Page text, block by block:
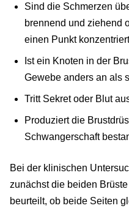
Sind die Schmerzen
brennend und ziehend
einen Punkt
Ist ein Knoten in der
Gewebe anders an als
Tritt Sekret oder Blut
Produziert die
Schwangerschaft
Bei der klinischen
zunächst die beiden
beurteilt, ob beide Seiten